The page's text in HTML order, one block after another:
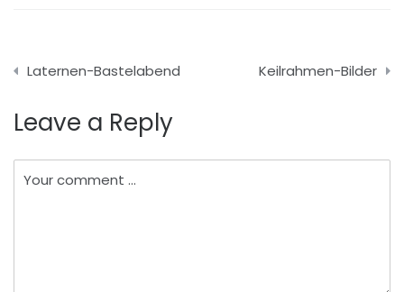
Beitragsnavigation
Laternen-Bastelabend Keilrahmen-Bilder
Leave a Reply